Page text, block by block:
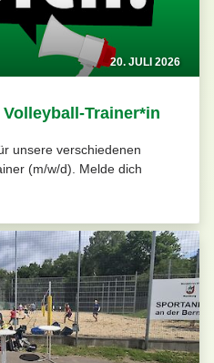
20. JULI 2026
Trainer*in
unsere verschiedenen
(m/w/d). Melde dich